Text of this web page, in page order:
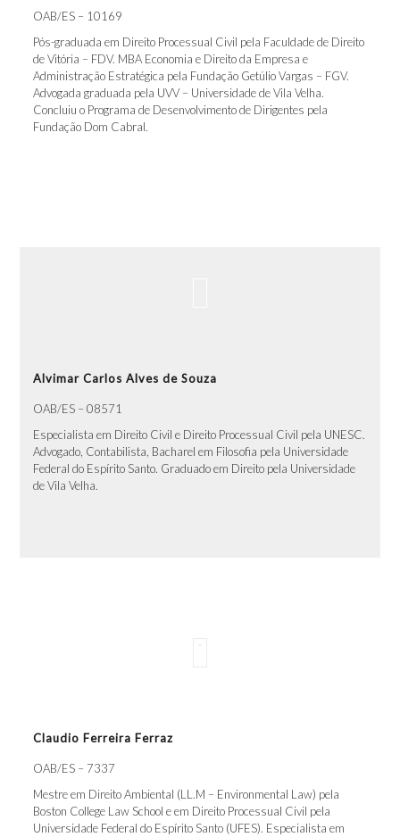
OAB/ES – 10169
Pós-graduada em Direito Processual Civil pela Faculdade de Direito
de Vitória – FDV. MBA Economia e Direito da Empresa e
Administração Estratégica pela Fundação Getúlio Vargas – FGV.
Advogada graduada pela UVV – Universidade de Vila Velha.
Concluiu o Programa de Desenvolvimento de Dirigentes pela
Fundação Dom Cabral.
Alvimar Carlos Alves de Souza
OAB/ES – 08571
Especialista em Direito Civil e Direito Processual Civil pela UNESC.
Advogado, Contabilista, Bacharel em Filosofia pela Universidade
Federal do Espírito Santo. Graduado em Direito pela Universidade
de Vila Velha.
Claudio Ferreira Ferraz
OAB/ES – 7337
Mestre em Direito Ambiental (LL.M – Environmental Law) pela
Boston College Law School e em Direito Processual Civil pela
Universidade Federal do Espírito Santo (UFES). Especialista em